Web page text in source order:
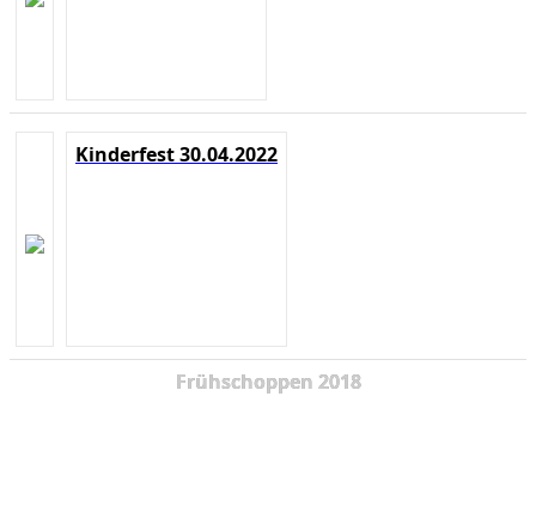
Kinderfest 30.04.2022
Frühschoppen 2018